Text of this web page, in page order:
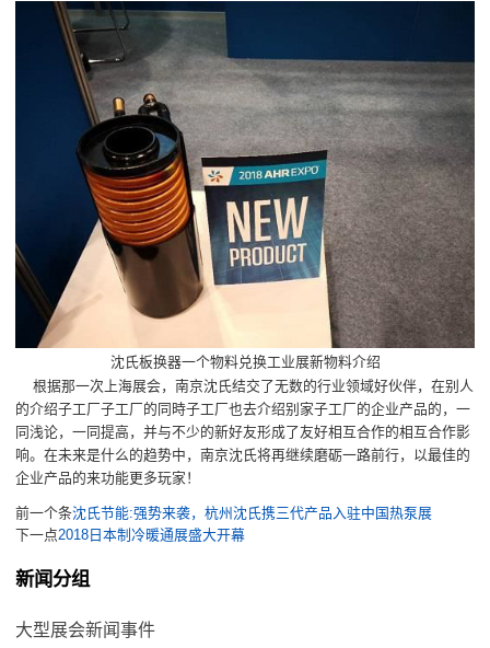
沈氏板换器一个物料兑换工业展新物料介绍
根据那一次上海展会，南京沈氏结交了无数的行业领域好伙伴，在别人
的介绍子工厂子工厂的同時子工厂也去介绍别家子工厂的企业产品的，一
同浅论，一同提高，并与不少的新好友形成了友好相互合作的相互合作影
响。在未来是什么的趋势中，南京沈氏将再继续磨砺一路前行，以最佳的
企业产品的来功能更多玩家！
前一个条沈氏节能:强势来袭，杭州沈氏携三代产品入驻中国热泵展
下一点2018日本制冷暖通展盛大开幕
新闻分组
大型展会新闻事件